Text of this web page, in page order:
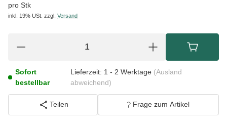
pro Stk
inkl. 19% USt. zzgl. Versand
Sofort
bestellbar
Lieferzeit: 1 - 2 Werktage (Ausland
abweichend)
Teilen Frage zum Artikel